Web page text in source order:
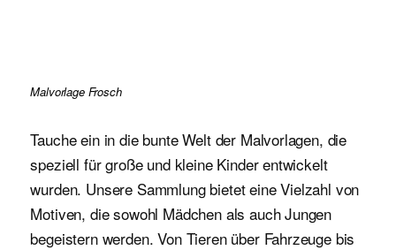
Malvorlage Frosch
Tauche ein in die bunte Welt der Malvorlagen, die
speziell für große und kleine Kinder entwickelt
wurden. Unsere Sammlung bietet eine Vielzahl von
Motiven, die sowohl Mädchen als auch Jungen
begeistern werden. Von Tieren über Fahrzeuge bis